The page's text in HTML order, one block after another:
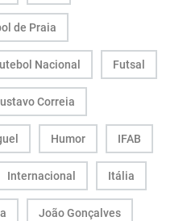
de Praia
Nacional Futsal
Correia
Humor IFAB
Internacional Itália
João Gonçalves